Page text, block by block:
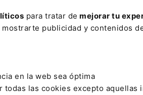
para tratar de mejorar tu
publicidad y contenidos
en la web sea óptima
todas las cookies excepto aquellas
una cartera de más de 10.000
de euros en 2025, lo que